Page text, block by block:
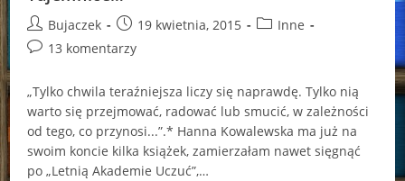
Post
author:
Bujaczek
Post
published:
19 kwietnia, 2015
PostInne
Post13 komentarzy
„Tylko chwila teraźniejsza liczy się naprawdę. Tylko nią
warto się przejmować, radować lub smucić, w zależności
od tego, co przynosi...”.* Hanna Kowalewska ma już na
swoim koncie kilka książek, zamierzałam nawet sięgnąć
po „Letnią Akademie Uczuć”,…